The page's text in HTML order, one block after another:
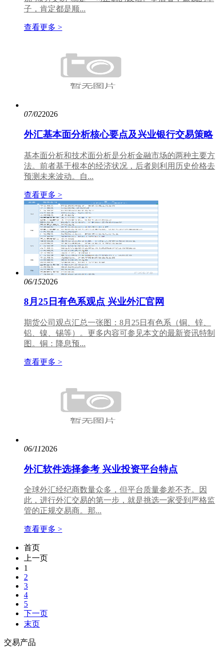
子，肯定都是顺...
查看更多 >
07/022026
外汇基本面分析核心要点及兴业银行交易策略
基本面分析和技术面分析是分析金融市场的两种主要方
法。前者基于根本的经济状况，后者则利用历史价格去
预测未来波动。自...
查看更多 >
06/152026
8月25日有色系观点 兴业外汇官网
期货公司观点汇总一张图：8月25日有色系（铜、锌、
铝、镍、锡等）。更多内容可参见本文的最新资讯特制
图。铜：降息预...
查看更多 >
06/112026
外汇软件选择参考 兴业投资平台特点
全球外汇经纪商数量众多，但平台质量参差不齐。因
此，进行外汇交易的第一步，就是挑选一家受到严格监
管的正规交易商。那...
查看更多 >
首页
上一页
1
2
3
4
5
下一页
末页
交易产品